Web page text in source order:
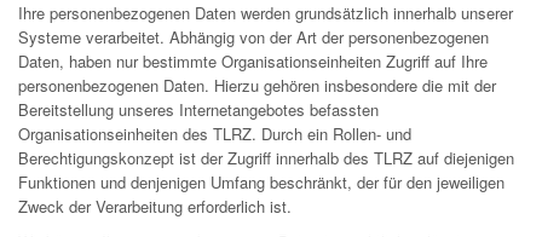
Ihre personenbezogenen Daten werden grundsätzlich innerhalb unserer
Systeme verarbeitet. Abhängig von der Art der personenbezogenen
Daten, haben nur bestimmte Organisationseinheiten Zugriff auf Ihre
personenbezogenen Daten. Hierzu gehören insbesondere die mit der
Bereitstellung unseres Internetangebotes befassten
Organisationseinheiten des TLRZ. Durch ein Rollen- und
Berechtigungskonzept ist der Zugriff innerhalb des TLRZ auf diejenigen
Funktionen und denjenigen Umfang beschränkt, der für den jeweiligen
Zweck der Verarbeitung erforderlich ist.